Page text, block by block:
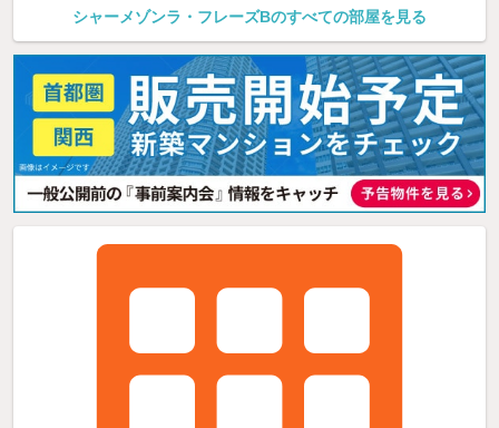
シャーメゾンラ・フレーズBのすべての部屋を見る